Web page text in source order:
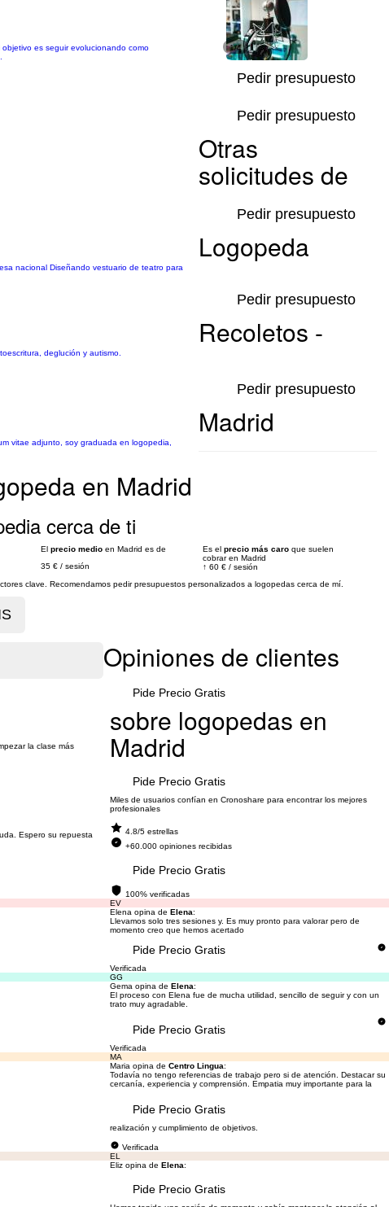
es seguir evolucionando como
1/4
Pedir presupuesto
Pedir presupuesto
nacional Diseñando vestuario de teatro para
Pedir presupuesto
deglución y autismo.
Pedir presupuesto
vitae adjunto, soy graduada en logopedia,
Pedir presupuesto
en Madrid
cerca de ti
El precio medio en Madrid es de
35 € / sesión
Es el precio más caro que suelen
cobrar en Madrid
↑ 60 € / sesión
clave. Recomendamos pedir presupuestos personalizados a logopedas cerca de mí.
Otras
solicitudes de
Logopeda
Recoletos -
Madrid
la clase más
Pide Precio Gratis
Espero su repuesta
Pide Precio Gratis
Pide Precio Gratis
Pide Precio Gratis
Pide Precio Gratis
Pide Precio Gratis
Pide Precio Gratis
Opiniones de clientes
sobre logopedas en
Madrid
Miles de usuarios confían en Cronoshare para encontrar los mejores
profesionales
4.8/5 estrellas
+60.000 opiniones recibidas
100% verificadas
EV
Elena opina de Elena:
Llevamos solo tres sesiones y. Es muy pronto para valorar pero de
momento creo que hemos acertado
Verificada
GG
Gema opina de Elena:
El proceso con Elena fue de mucha utilidad, sencillo de seguir y con un
trato muy agradable.
Verificada
MA
Maria opina de Centro Lingua:
Todavía no tengo referencias de trabajo pero si de atención. Destacar su
cercanía, experiencia y comprensión. Empatia muy importante para la
realización y cumplimiento de objetivos.
Verificada
EL
Eliz opina de Elena: